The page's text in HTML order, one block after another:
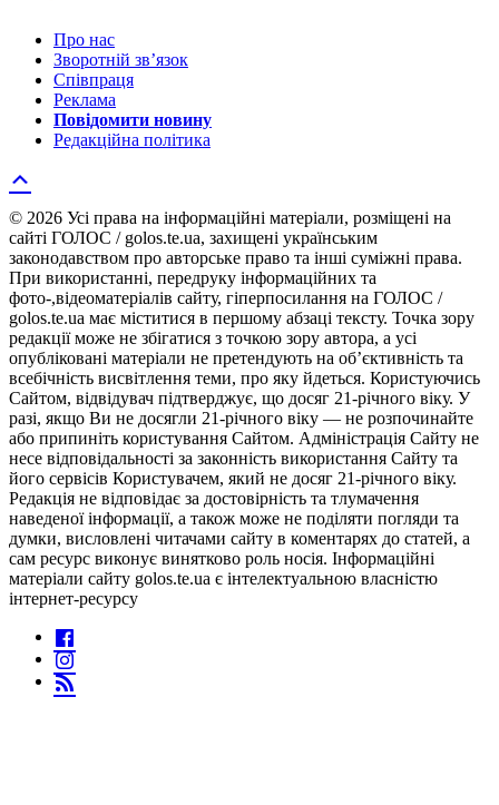
Про нас
Зворотній зв’язок
Співпраця
Реклама
Повідомити новину
Редакційна політика
© 2026 Усі права на інформаційні матеріали, розміщені на
сайті ГОЛОС / golos.te.ua, захищені українським
законодавством про авторське право та інші суміжні права.
При використанні, передруку інформаційних та
фото-,відеоматеріалів сайту, гіперпосилання на ГОЛОС /
golos.te.ua має міститися в першому абзаці тексту. Точка зору
редакції може не збігатися з точкою зору автора, а усі
опубліковані матеріали не претендують на об’єктивність та
всебічність висвітлення теми, про яку йдеться. Користуючись
Сайтом, відвідувач підтверджує, що досяг 21-річного віку. У
разі, якщо Ви не досягли 21-річного віку — не розпочинайте
або припиніть користування Сайтом. Адміністрація Сайту не
несе відповідальності за законність використання Сайту та
його сервісів Користувачем, який не досяг 21-річного віку.
Редакція не відповідає за достовірність та тлумачення
наведеної інформації, а також може не поділяти погляди та
думки, висловлені читачами сайту в коментарях до статей, а
сам ресурс виконує винятково роль носія. Інформаційні
матеріали сайту golos.te.ua є інтелектуальною власністю
інтернет-ресурсу